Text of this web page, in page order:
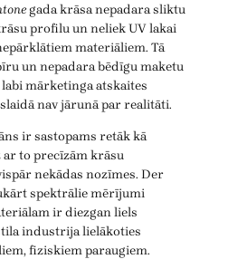
gada krāsa nepadara sliktu
profilu un neliek UV lakai
materiāliem. Tā
un nepadara bēdīgu maketu
mārketinga atskaites
nav jārunā par realitāti.
ir sastopams retāk kā
ar to precīzām krāsu
nekādas nozīmes. Der
spektrālie mērījumi
ir diezgan liels
industrija lielākoties
fiziskiem paraugiem.